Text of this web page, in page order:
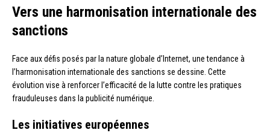
Vers une harmonisation internationale des
sanctions
Face aux défis posés par la nature globale d’Internet, une tendance à
l’harmonisation internationale des sanctions se dessine. Cette
évolution vise à renforcer l’efficacité de la lutte contre les pratiques
frauduleuses dans la publicité numérique.
Les initiatives européennes